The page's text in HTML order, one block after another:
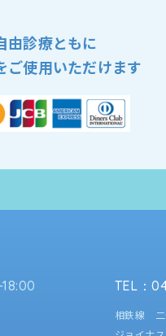
由診療ともに
ご使用いただけます
TEL ：
相鉄線 二